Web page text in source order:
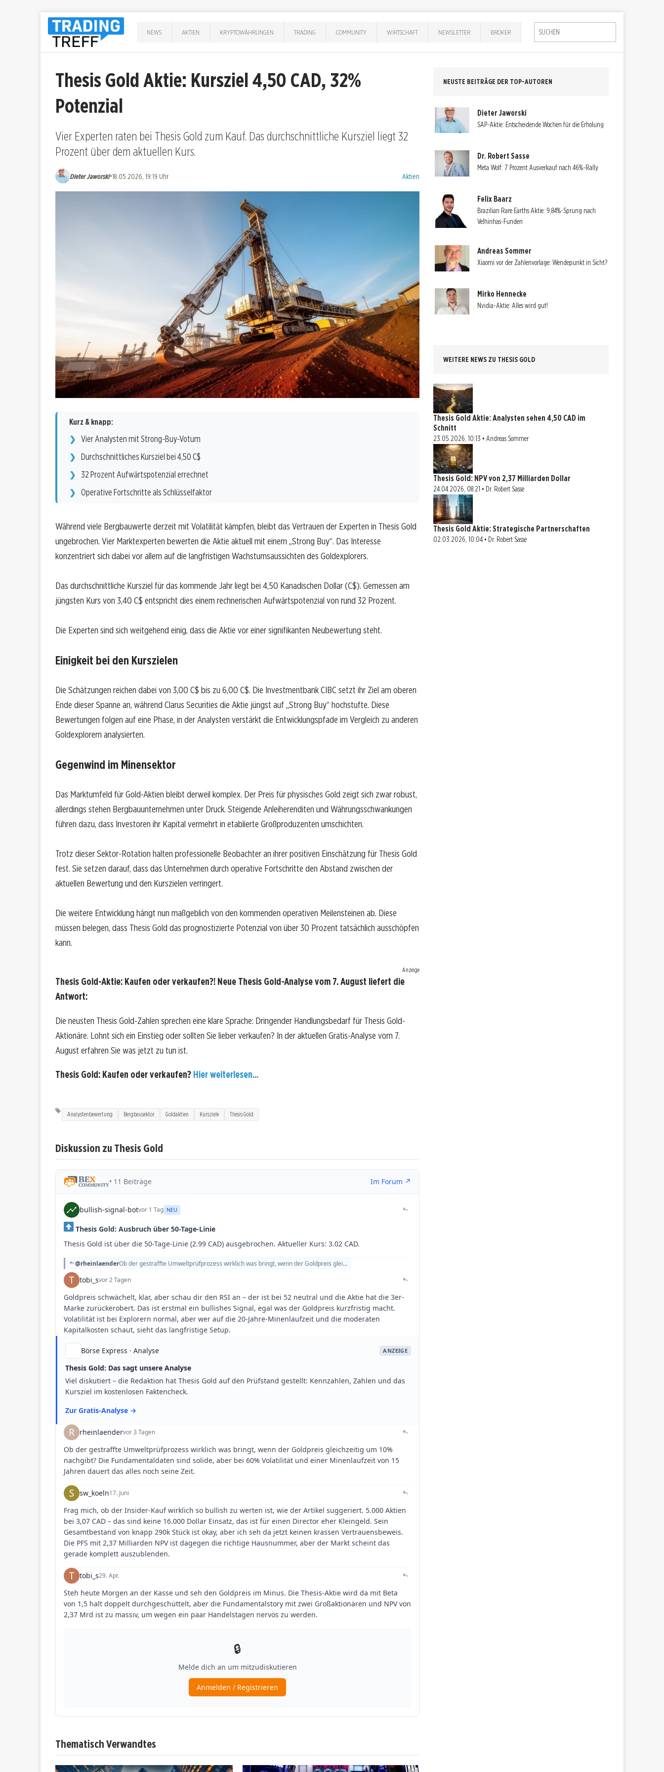
NEWS AKTIEN KRYPTOWÄHRUNGEN TRADING COMMUNITY WIRTSCHAFT NEWSLETTER BROKER
Thesis Gold Aktie: Kursziel 4,50 CAD, 32%
Potenzial
Vier Experten raten bei Thesis Gold zum Kauf. Das durchschnittliche Kursziel liegt 32
Prozent über dem aktuellen Kurs.
Dieter Jaworski•18.05.2026, 19:19 Uhr Kategorien:
Aktien
Kurz & knapp:
Vier Analysten mit Strong-Buy-Votum
Durchschnittliches Kursziel bei 4,50 C$
32 Prozent Aufwärtspotenzial errechnet
Operative Fortschritte als Schlüsselfaktor
Während viele Bergbauwerte derzeit mit Volatilität kämpfen, bleibt das Vertrauen der Experten in Thesis Gold
ungebrochen. Vier Marktexperten bewerten die Aktie aktuell mit einem „Strong Buy“. Das Interesse
konzentriert sich dabei vor allem auf die langfristigen Wachstumsaussichten des Goldexplorers.
Das durchschnittliche Kursziel für das kommende Jahr liegt bei 4,50 Kanadischen Dollar (C$). Gemessen am
jüngsten Kurs von 3,40 C$ entspricht dies einem rechnerischen Aufwärtspotenzial von rund 32 Prozent.
Die Experten sind sich weitgehend einig, dass die Aktie vor einer signifikanten Neubewertung steht.
Einigkeit bei den Kurszielen
Die Schätzungen reichen dabei von 3,00 C$ bis zu 6,00 C$. Die Investmentbank CIBC setzt ihr Ziel am oberen
Ende dieser Spanne an, während Clarus Securities die Aktie jüngst auf „Strong Buy“ hochstufte. Diese
Bewertungen folgen auf eine Phase, in der Analysten verstärkt die Entwicklungspfade im Vergleich zu anderen
Goldexplorern analysierten.
Gegenwind im Minensektor
Das Marktumfeld für Gold-Aktien bleibt derweil komplex. Der Preis für physisches Gold zeigt sich zwar robust,
allerdings stehen Bergbauunternehmen unter Druck. Steigende Anleiherenditen und Währungsschwankungen
führen dazu, dass Investoren ihr Kapital vermehrt in etablierte Großproduzenten umschichten.
Trotz dieser Sektor-Rotation halten professionelle Beobachter an ihrer positiven Einschätzung für Thesis Gold
fest. Sie setzen darauf, dass das Unternehmen durch operative Fortschritte den Abstand zwischen der
aktuellen Bewertung und den Kurszielen verringert.
Die weitere Entwicklung hängt nun maßgeblich von den kommenden operativen Meilensteinen ab. Diese
müssen belegen, dass Thesis Gold das prognostizierte Potenzial von über 30 Prozent tatsächlich ausschöpfen
kann.
Anzeige
Thesis Gold-Aktie: Kaufen oder verkaufen?! Neue Thesis Gold-Analyse vom 7. August liefert die
Antwort:
Die neusten Thesis Gold-Zahlen sprechen eine klare Sprache: Dringender Handlungsbedarf für Thesis Gold-
Aktionäre. Lohnt sich ein Einstieg oder sollten Sie lieber verkaufen? In der aktuellen Gratis-Analyse vom 7.
August erfahren Sie was jetzt zu tun ist.
Thesis Gold: Kaufen oder verkaufen? Hier weiterlesen...
Analystenbewertung Bergbausektor Goldaktien Kursziele Thesis Gold
Diskussion zu Thesis Gold
Thematisch Verwandtes
NEUSTE BEITRÄGE DER TOP-AUTOREN
Dieter Jaworski
SAP-Aktie: Entscheidende Wochen für die Erholung
Dr. Robert Sasse
Meta Wolf: 7 Prozent Ausverkauf nach 46%-Rally
Felix Baarz
Brazilian Rare Earths Aktie: 9,84%-Sprung nach
Velhinhas-Funden
Andreas Sommer
Xiaomi vor der Zahlenvorlage: Wendepunkt in Sicht?
Mirko Hennecke
Nvidia-Aktie: Alles wird gut!
WEITERE NEWS ZU THESIS GOLD
Thesis Gold Aktie: Analysten sehen 4,50 CAD im
Schnitt
23.05.2026, 10:13 • Andreas Sommer
Thesis Gold: NPV von 2,37 Milliarden Dollar
24.04.2026, 08:21 • Dr. Robert Sasse
Thesis Gold Aktie: Strategische Partnerschaften
02.03.2026, 10:04 • Dr. Robert Sasse